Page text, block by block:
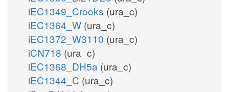
iEC1349_Crooks (ura_c)
iEC1364_W (ura_c)
iEC1372_W3110 (ura_c)
iCN718 (ura_c)
iEC1368_DH5a (ura_c)
iEC1344_C (ura_c)